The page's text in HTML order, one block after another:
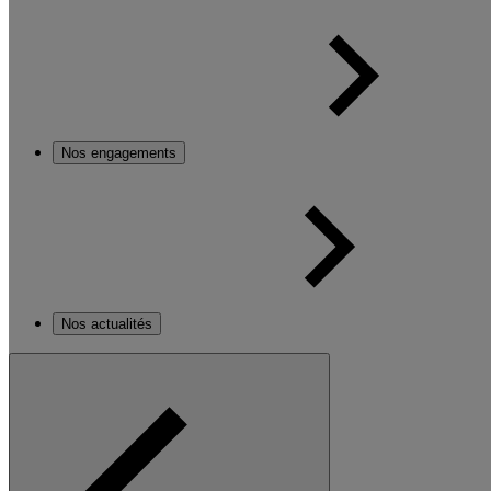
Nos engagements
Nos actualités